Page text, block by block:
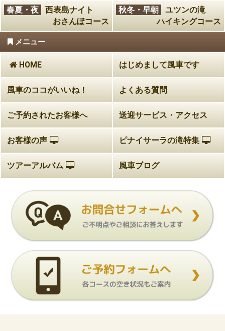
春夏・夜
西表島ナイト
おさんぽコース
秋冬・早朝
ユツンの滝
ハイキングコース
メニュー
HOME はじめまして風車です
風車のココがいいね！ よくある質問
ご予約されたお客様へ 送迎サービス・アクセス
お客様の声 ピナイサーラの滝特集
ツアーアルバム 風車ブログ